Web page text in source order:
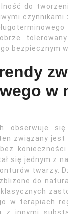
do
bezpiecznym
w
obserwuje się
związany jest
się jednym z
twarzy.
do
klasycznych
w terapiach